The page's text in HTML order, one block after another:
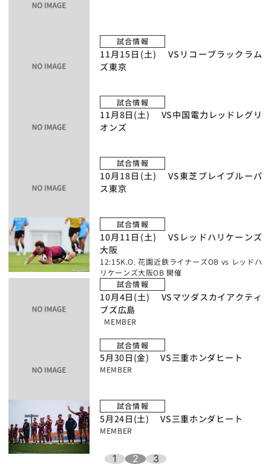
試合情報
11月15日(土) VSリコーブラックラム
ズ東京
試合情報
11月8日(土) VS中国電力レッドレグリ
オンズ
試合情報
10月18日(土) VS東芝ブレイブルーパ
ス東京
試合情報
10月11日(土) VSレッドハリケーンズ
大阪
12:15K.O. 花園近鉄ライナーズOB vs レッドハ
リケーンズ大阪OB 開催
試合情報
10月4日(土) VSマツダスカイアクティ
ブズ広島
MEMBER
試合情報
5月30日(金) VS三重ホンダヒート
MEMBER
試合情報
5月24日(土) VS三重ホンダヒート
MEMBER
1 2 3